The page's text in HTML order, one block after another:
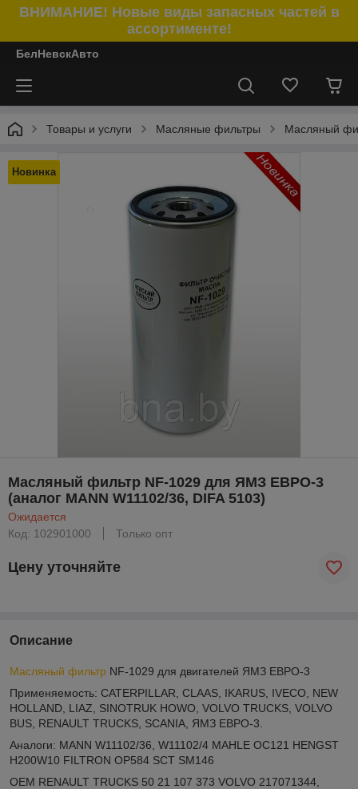
ВНИМАНИЕ! Новые виды запасных частей в
ассортименте!
БелНевскАвто
Товары и услуги Масляные фильтры Масляный
Новинка
Масляный фильтр NF-1029 для ЯМЗ ЕВРО-3
(аналог MANN W11102/36, DIFA 5103)
Ожидается
Код: 102901000
Только опт
Цену уточняйте
Описание
Масляный фильтр NF-1029 для двигателей ЯМЗ ЕВРО-3
Применяемость: CATERPILLAR, CLAAS, IKARUS, IVECO, NEW
HOLLAND, LIAZ, SINOTRUK HOWO, VOLVO TRUCKS, VOLVO
BUS, RENAULT TRUCKS, SCANIA, ЯМЗ ЕВРО-3.
Аналоги: MANN W11102/36, W11102/4 MAHLE OC121 HENGST
H200W10 FILTRON OP584 SCT SM146
ОЕМ RENAULT TRUCKS 50 21 107 373 VOLVO 217071344,